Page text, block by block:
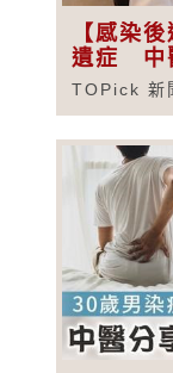
【感染
遺症 中
TOPick 新